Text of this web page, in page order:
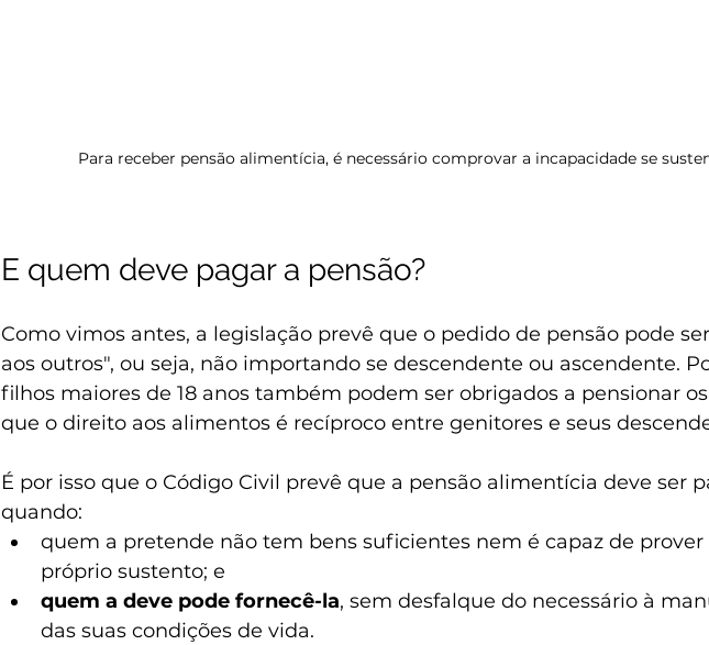
Para receber pensão alimentícia, é necessário comprovar a incapacidade se
E quem deve pagar a pensão?
Como vimos antes, a legislação prevê que o pedido de pensão pode
aos outros", ou seja, não importando se descendente ou ascendente.
filhos maiores de 18 anos também podem ser obrigados a pensionar os
que o direito aos alimentos é recíproco entre genitores e seus
É por isso que o Código Civil prevê que a pensão alimentícia deve ser
quando:
quem a pretende não tem bens suficientes nem é capaz de prover
próprio sustento; e
quem a deve pode fornecê-la, sem desfalque do necessário à
das suas condições de vida.